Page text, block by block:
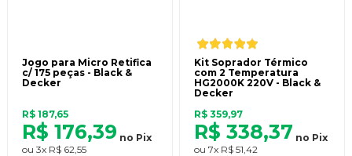
Jogo para Micro Retifica
c/ 175 peças - Black &
Decker
R$ 187,65
R$ 176,39 no Pix
ou 3x R$ 62,55
Kit Soprador Térmico
com 2 Temperatura
HG2000K 220V - Black &
Decker
R$ 359,97
R$ 338,37 no Pix
ou 7x R$ 51,42